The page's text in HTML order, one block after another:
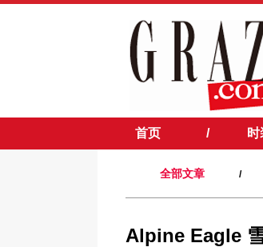
首页 /
全部文章 /
Alpine Eagle